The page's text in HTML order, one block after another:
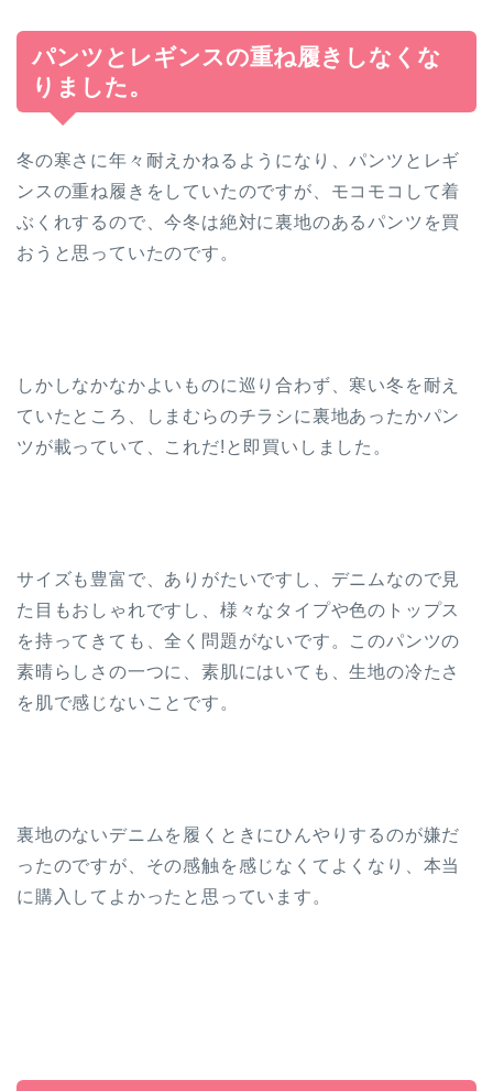
パンツとレギンスの重ね履きしなくな
りました。
冬の寒さに年々耐えかねるようになり、パンツとレギ
ンスの重ね履きをしていたのですが、モコモコして着
ぶくれするので、今冬は絶対に裏地のあるパンツを買
おうと思っていたのです。
しかしなかなかよいものに巡り合わず、寒い冬を耐え
ていたところ、しまむらのチラシに裏地あったかパン
ツが載っていて、これだ!と即買いしました。
サイズも豊富で、ありがたいですし、デニムなので見
た目もおしゃれですし、様々なタイプや色のトップス
を持ってきても、全く問題がないです。このパンツの
素晴らしさの一つに、素肌にはいても、生地の冷たさ
を肌で感じないことです。
裏地のないデニムを履くときにひんやりするのが嫌だ
ったのですが、その感触を感じなくてよくなり、本当
に購入してよかったと思っています。